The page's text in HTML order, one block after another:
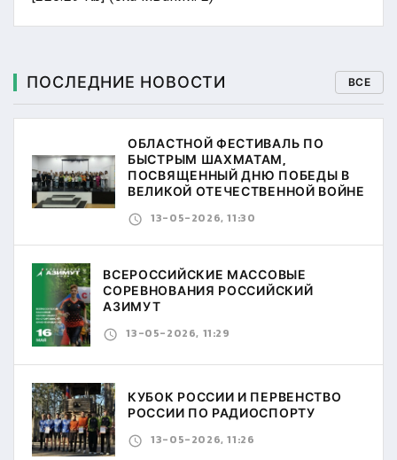
ПОСЛЕДНИЕ НОВОСТИ ВСЕ
ОБЛАСТНОЙ ФЕСТИВАЛЬ ПО
БЫСТРЫМ ШАХМАТАМ,
ПОСВЯЩЕННЫЙ ДНЮ ПОБЕДЫ В
ВЕЛИКОЙ ОТЕЧЕСТВЕННОЙ ВОЙНЕ
13-05-2026, 11:30
ВСЕРОССИЙСКИЕ МАССОВЫЕ
СОРЕВНОВАНИЯ РОССИЙСКИЙ
АЗИМУТ
13-05-2026, 11:29
КУБОК РОССИИ И ПЕРВЕНСТВО
РОССИИ ПО РАДИОСПОРТУ
13-05-2026, 11:26